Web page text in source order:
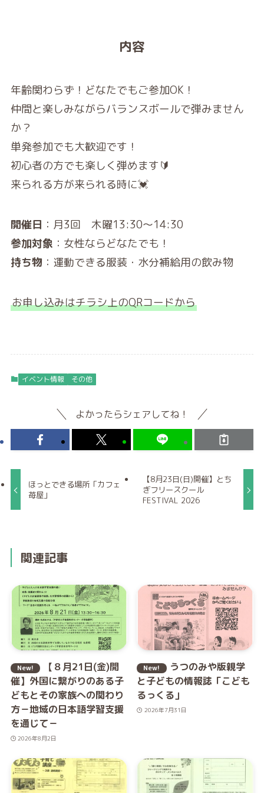
内容
年齢関わらず！どなたでもご参加OK！
仲間と楽しみながらバランスボールで弾みません
か？
単発参加でも大歓迎です！
初心者の方でも楽しく弾めます🔰
来られる方が来られる時に💓
開催日 ：月3回 木曜13:30～14:30
参加対象 ：女性ならどなたでも！
持ち物：運動できる服装・水分補給用の飲み物
お申し込みはチラシ上のQRコードから
イベント情報 その他
よかったらシェアしてね！
ほっとできる場所「カフェ
苺屋」
【8月23日(日)開催】とち
ぎフリースクール
FESTIVAL 2026
関連記事
【８月21日(金)開
催】外国に繋がりのある子
どもとその家族への関わり
方－地域の日本語学習支援
を通じて－
2026年8月2日
うつのみや版親学
と子どもの情報誌「こども
るっくる」
2026年7月31日